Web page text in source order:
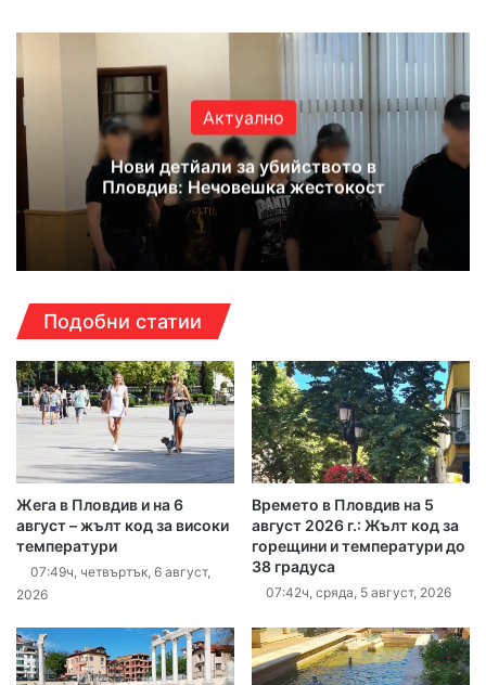
Актуално
Нови детйали за убийството в
Пловдив: Нечовешка жестокост
Подобни статии
Жега в Пловдив и на 6
август – жълт код за високи
температури
07:49ч, четвъртък, 6 август,
2026
Времето в Пловдив на 5
август 2026 г.: Жълт код за
горещини и температури до
38 градуса
07:42ч, сряда, 5 август, 2026